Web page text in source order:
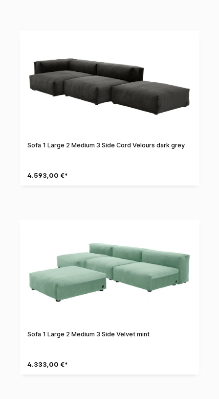
Sofa 1 Large 2 Medium 3 Side Cord Velours dark grey
4.593,00 €*
Sofa 1 Large 2 Medium 3 Side Velvet mint
4.333,00 €*